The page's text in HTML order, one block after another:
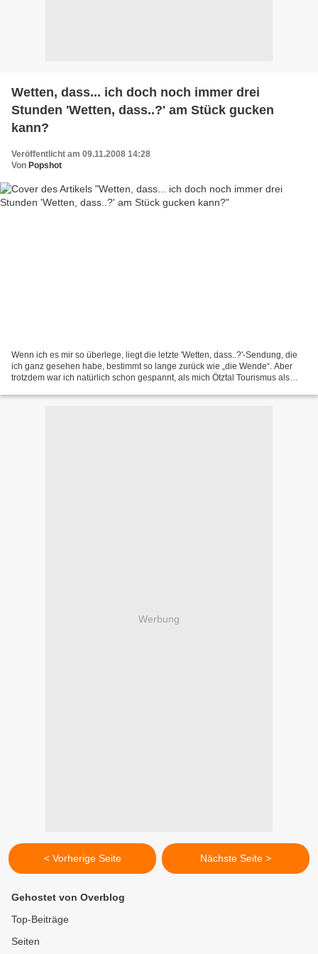
Wetten, dass... ich doch noch immer drei
Stunden 'Wetten, dass..?' am Stück gucken
kann?
Veröffentlicht am 09.11.2008 14:28
Von Popshot
Wenn ich es mir so überlege, liegt die letzte 'Wetten, dass..?'-Sendung, die
ich ganz gesehen habe, bestimmt so lange zurück wie „die Wende“. Aber
trotzdem war ich natürlich schon gespannt, als mich Ötztal Tourismus als
Werbung
< Vorherige Seite Nächste Seite >
Gehostet von Overblog
Top-Beiträge
Seiten